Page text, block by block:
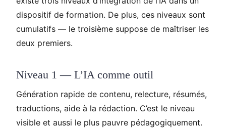
dispositif de formation. De plus, ces niveaux sont
cumulatifs — le troisième suppose de maîtriser les
deux premiers.
Niveau 1 — L’IA comme outil
Génération rapide de contenu, relecture, résumés,
traductions, aide à la rédaction. C’est le niveau
visible et aussi le plus pauvre pédagogiquement.